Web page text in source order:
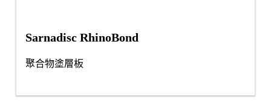
Sarnadisc RhinoBond
聚合物塗層板